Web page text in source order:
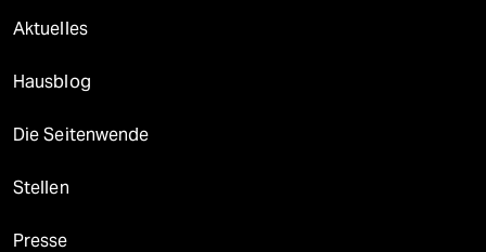
Aktuelles
Hausblog
Die Seitenwende
Stellen
Presse